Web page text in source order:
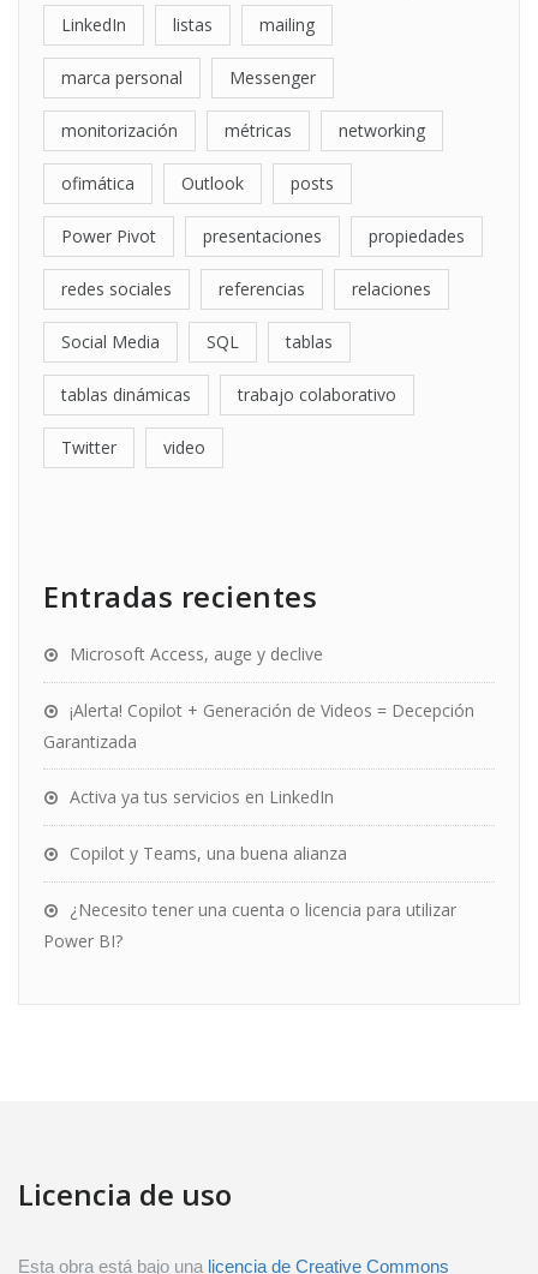
LinkedIn listas mailing
marca personal Messenger
monitorización métricas networking
ofimática Outlook posts
Power Pivot presentaciones propiedades
redes sociales referencias relaciones
Social Media SQL tablas
tablas dinámicas trabajo colaborativo
Twitter video
Entradas recientes
Microsoft Access, auge y declive
¡Alerta! Copilot + Generación de Videos = Decepción
Garantizada
Activa ya tus servicios en LinkedIn
Copilot y Teams, una buena alianza
¿Necesito tener una cuenta o licencia para utilizar
Power BI?
Licencia de uso
Esta obra está bajo una licencia de Creative Commons